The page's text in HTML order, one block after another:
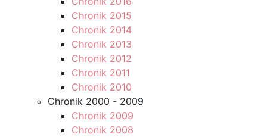
Chronik 2015
Chronik 2014
Chronik 2013
Chronik 2012
Chronik 2011
Chronik 2010
Chronik 2000 - 2009
Chronik 2009
Chronik 2008